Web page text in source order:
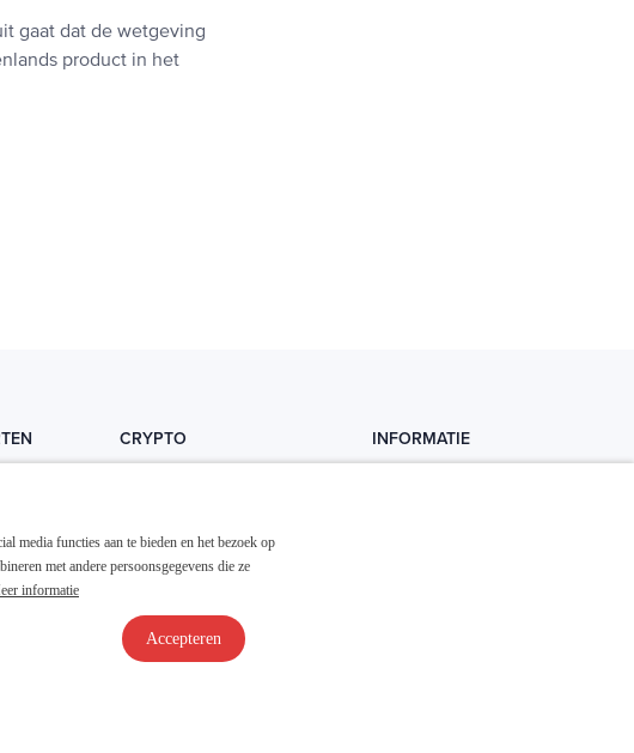
gaat dat de wetgeving
product in het
CRYPTO
Crypto koopgids
INFORMATIE
media functies aan te bieden en het bezoek op
met andere persoonsgegevens die ze
informatie
Accepteren